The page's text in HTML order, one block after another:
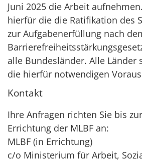
Juni 2025 die Arbeit
hierfür die die Ratifikation des
zur Aufgabenerfüllung nach
alle Bundesländer. Alle Länder
die hierfür notwendigen
Kontakt
Ihre Anfragen richten Sie bis
Errichtung der MLBF an:
MLBF (in Errichtung)
c/o Ministerium für Arbeit,